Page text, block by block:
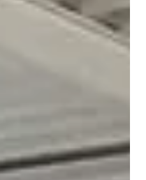
BMW Verkäufern
stolz auf die
Teams und bedanken uns für
und das Vertrauen